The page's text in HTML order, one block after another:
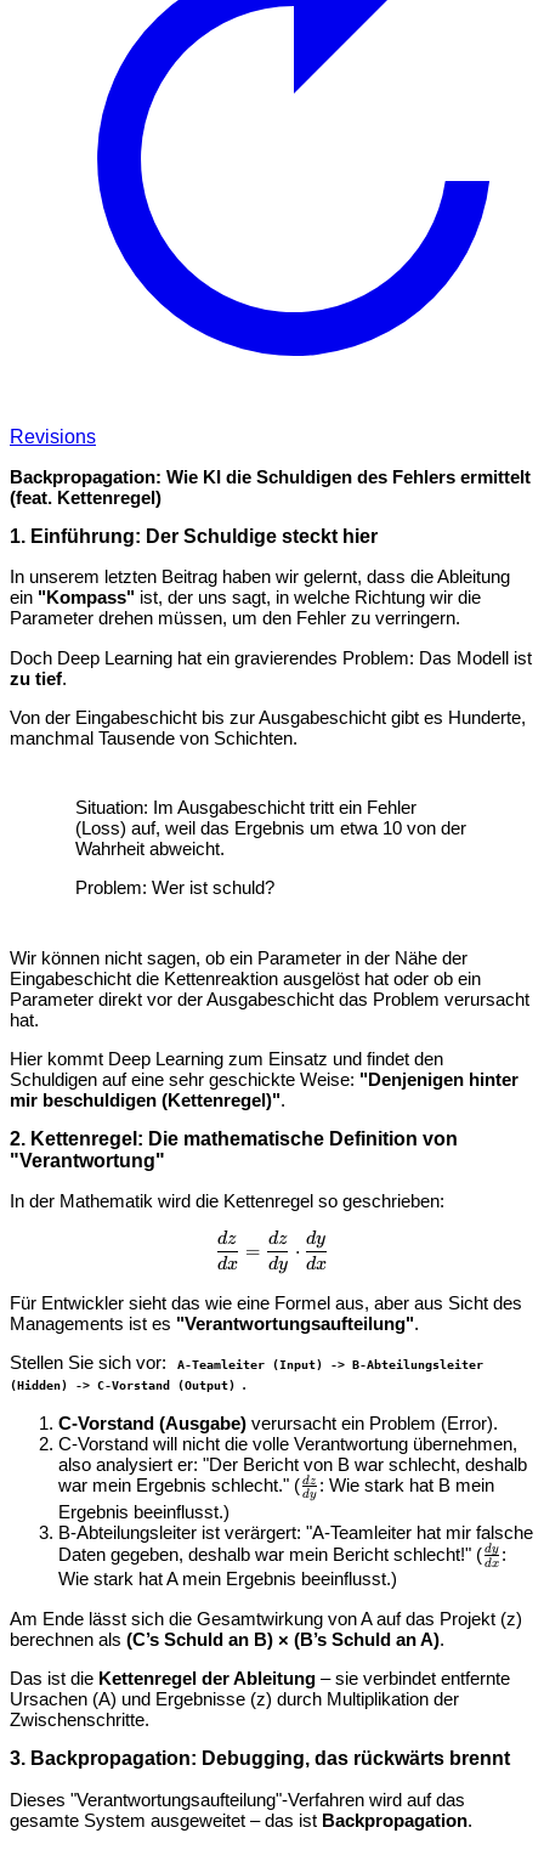
Revisions
Backpropagation: Wie KI die Schuldigen des Fehlers ermittelt
(feat. Kettenregel)
1. Einführung: Der Schuldige steckt hier
In unserem letzten Beitrag haben wir gelernt, dass die Ableitung
ein "Kompass" ist, der uns sagt, in welche Richtung wir die
Parameter drehen müssen, um den Fehler zu verringern.
Doch Deep Learning hat ein gravierendes Problem: Das Modell ist
zu tief.
Von der Eingabeschicht bis zur Ausgabeschicht gibt es Hunderte,
manchmal Tausende von Schichten.
Situation: Im Ausgabeschicht tritt ein Fehler
(Loss) auf, weil das Ergebnis um etwa 10 von der
Wahrheit abweicht.
Problem: Wer ist schuld?
Wir können nicht sagen, ob ein Parameter in der Nähe der
Eingabeschicht die Kettenreaktion ausgelöst hat oder ob ein
Parameter direkt vor der Ausgabeschicht das Problem verursacht
hat.
Hier kommt Deep Learning zum Einsatz und findet den
Schuldigen auf eine sehr geschickte Weise: "Denjenigen hinter
mir beschuldigen (Kettenregel)".
2. Kettenregel: Die mathematische Definition von
"Verantwortung"
In der Mathematik wird die Kettenregel so geschrieben:
\frac{dz}{dx} = \frac{dz}{dy}
dx
dz
=
dy
dz
⋅
dx
dy
Für Entwickler sieht das wie eine Formel aus, aber aus Sicht des
Managements ist es "Verantwortungsaufteilung".
Stellen Sie sich vor:
A-Teamleiter (Input) -> B-Abteilungsleiter
(Hidden) -> C-Vorstand (Output) .
C-Vorstand (Ausgabe) verursacht ein Problem (Error).
C-Vorstand will nicht die volle Verantwortung übernehmen,
also analysiert er: "Der Bericht von B war schlecht, deshalb
war mein Ergebnis schlecht." (\frac{dz}
{dy}
dy
dz : Wie stark hat B mein
Ergebnis beeinflusst.)
B-Abteilungsleiter ist verärgert: "A-Teamleiter hat mir falsche
Daten gegeben, deshalb war mein Bericht schlecht!" ( dx
dy :
Wie stark hat A mein Ergebnis beeinflusst.)
Am Ende lässt sich die Gesamtwirkung von A auf das Projekt (z)
berechnen als (C’s Schuld an B) × (B’s Schuld an A).
Das ist die Kettenregel der Ableitung – sie verbindet entfernte
Ursachen (A) und Ergebnisse (z) durch Multiplikation der
Zwischenschritte.
3. Backpropagation: Debugging, das rückwärts brennt
Dieses "Verantwortungsaufteilung"-Verfahren wird auf das
gesamte System ausgeweitet – das ist Backpropagation.